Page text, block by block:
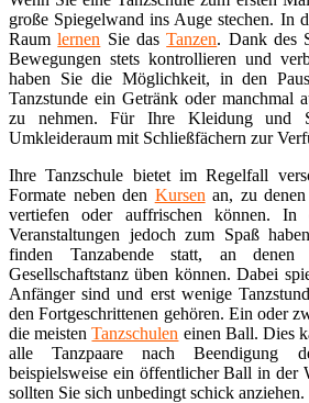
große Spiegelwand ins Auge stechen. In
Raumlernen Sie dasTanzen. Dank des
Bewegungen stets kontrollieren und
haben Sie die Möglichkeit, in den
Tanzstunde ein Getränk oder manchmal
zu nehmen. Für Ihre Kleidung und
Umkleideraum mit Schließfächern zur
Ihre Tanzschule bietet im Regelfall
Formate neben den Kursen an, zu
vertiefen oder auffrischen können.
Veranstaltungen jedoch zum Spaß
finden Tanzabende statt, an
Gesellschaftstanz üben können. Dabei
Anfänger sind und erst wenige
den Fortgeschrittenen gehören. Ein oder
die meistenTanzschulen einen Ball. Dies
alle Tanzpaare nach Beendigung
beispielsweise ein öffentlicher Ball in der
sollten Sie sich unbedingt schick anziehen.